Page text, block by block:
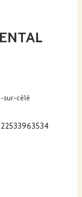
sur-célé